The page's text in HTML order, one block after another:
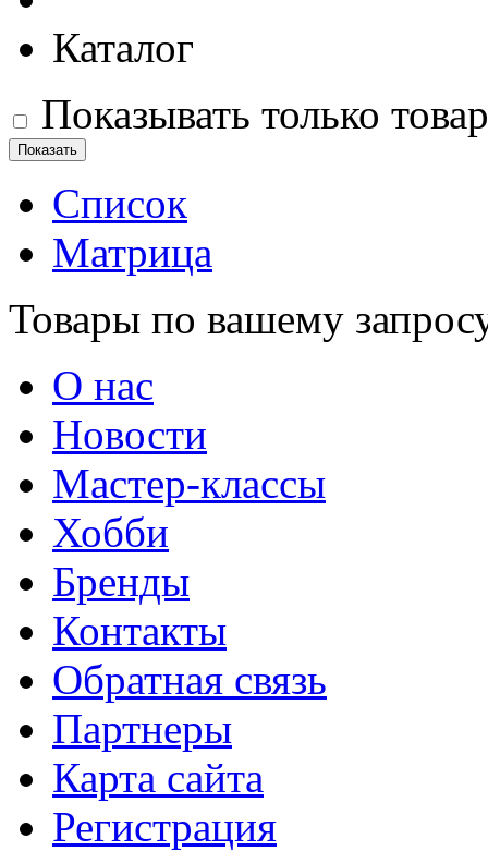
Каталог
Показывать только
Список
Матрица
Товары по вашему
О нас
Новости
Мастер-классы
Хобби
Бренды
Контакты
Обратная связь
Партнеры
Карта сайта
Регистрация